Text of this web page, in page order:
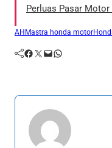
Perluas Pasar
AHMastra honda motor
Facebook Twitter Mail WhatsApp